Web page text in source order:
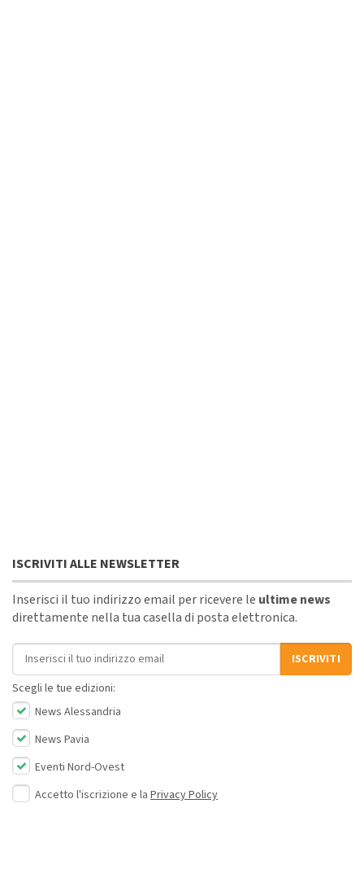
ISCRIVITI ALLE NEWSLETTER
Inserisci il tuo indirizzo email per ricevere le ultime news
direttamente nella tua casella di posta elettronica.
Indirizzo email
ISCRIVITI
Scegli le tue edizioni:
News Alessandria
News Pavia
Eventi Nord-Ovest
Accetto l'iscrizione e la Privacy Policy